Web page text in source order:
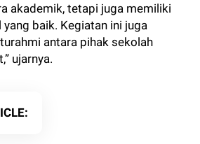
akademik, tetapi juga memiliki
baik. Kegiatan ini juga
antara pihak sekolah
ujarnya.